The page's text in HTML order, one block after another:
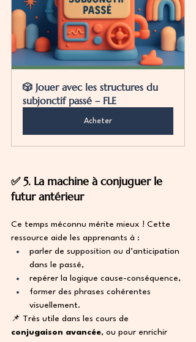
🎲 Jouer avec les structures du
subjonctif passé – FLE
Acheter
✅ 5. La machine à conjuguer le
futur antérieur
Ce temps méconnu mérite mieux ! Cette
ressource aide les apprenants à :
parler de supposition ou d’anticipation
dans le passé,
repérer la logique cause-conséquence,
former des phrases cohérentes
visuellement.
📌 Très utile dans les cours de
conjugaison avancée, ou pour enrichir